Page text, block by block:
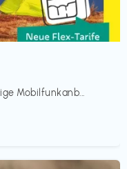
Mobilfunkanb...